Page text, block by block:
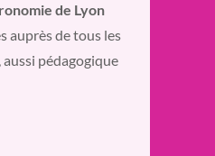
de Lyon
auprès de tous les
pédagogique